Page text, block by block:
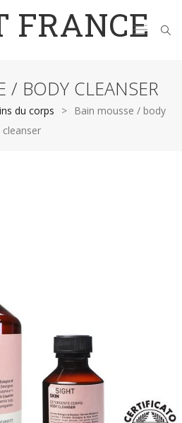
FRANCE
/ BODY CLEANSER
du corps >
Bain mousse / body
cleanser